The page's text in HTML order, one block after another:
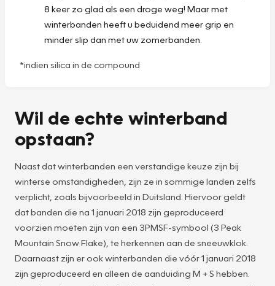
8 keer zo glad als een droge weg! Maar met
winterbanden heeft u beduidend meer grip en
minder slip dan met uw zomerbanden.
*indien silica in de compound
Wil de echte winterband
opstaan?
Naast dat winterbanden een verstandige keuze zijn bij
winterse omstandigheden, zijn ze in sommige landen zelfs
verplicht, zoals bijvoorbeeld in Duitsland. Hiervoor geldt
dat banden die na 1 januari 2018 zijn geproduceerd
voorzien moeten zijn van een 3PMSF-symbool (3 Peak
Mountain Snow Flake), te herkennen aan de sneeuwklok.
Daarnaast zijn er ook winterbanden die vóór 1 januari 2018
zijn geproduceerd en alleen de aanduiding M + S hebben.